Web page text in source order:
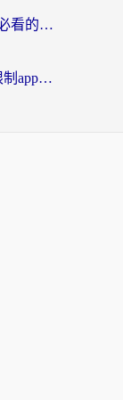
12123在国外能登录吗？海外华人必看的回国加速实用指南
海外党追剧必备：手机解除地区限制app怎么选？解决央视视频&国内剧地区限制全指南